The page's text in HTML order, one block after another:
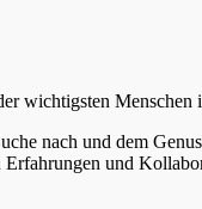
wichtigsten
nach und dem
und